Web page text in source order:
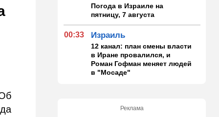
Погода в Израиле на
пятницу, 7 августа
00:33 Израиль
12 канал: план смены власти
в Иране провалился, и
Роман Гофман меняет людей
в "Мосаде"
принадлежит тело,
Реклама